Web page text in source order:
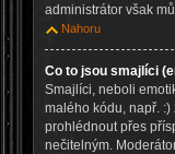
administrátor však
Nahoru
Co to jsou smajlíci
Smajlíci, neboli
malého kódu, např.
prohlédnout přes
nečitelným.